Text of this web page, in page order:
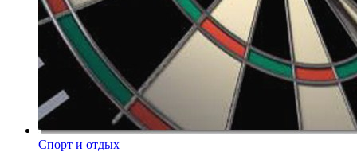
Спорт и отдых